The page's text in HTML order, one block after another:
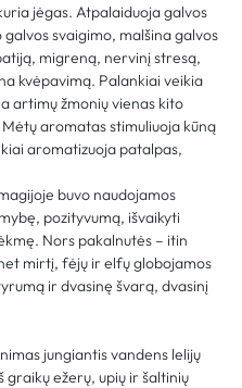
jėgas. Atpalaiduoja galvos
svaigimo, malšina galvos
migreną, nervinį stresą,
kvėpavimą. Palankiai veikia
artimų žmonių vienas kito
aromatas stimuliuoja kūną
aromatizuoja patalpas,
buvo naudojamos
pozityvumą, išvaikyti
Nors pakalnutės – itin
mirtį, fėjų ir elfų globojamos
ir dvasinę švarą, dvasinį
jungiantis vandens lelijų
graikų ežerų, upių ir šaltinių